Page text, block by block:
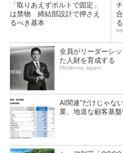
「取りあえずボルトで固定」
は禁物 締結部設計で押さえ
るべき基本
全員がリーダーシ
た人財を育成する
PR(dentsu Japan)
AI関連“だけじゃな
業、地道な顧客基